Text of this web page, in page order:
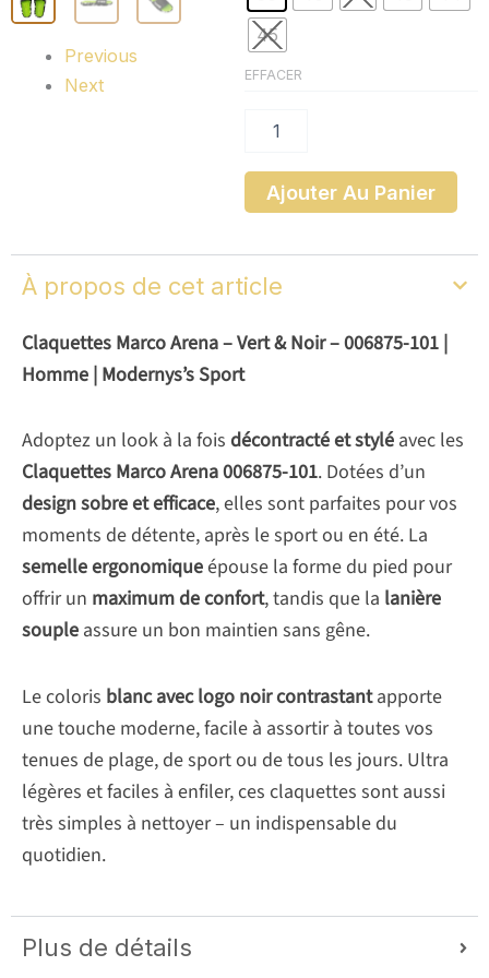
Previous
Next
45
EFFACER
Arena
Ajouter Au Panier
À propos de cet article
Claquettes Marco Arena – Vert & Noir – 006875-101 |
Homme | Modernys’s Sport
Adoptez un look à la fois décontracté et stylé avec les
Claquettes Marco Arena 006875-101. Dotées d’un
design sobre et efficace, elles sont parfaites pour vos
moments de détente, après le sport ou en été. La
semelle ergonomiqueépouse la forme du pied pour
offrir un maximum de confort, tandis que la lanière
souple assure un bon maintien sans gêne.
Le coloris blanc avec logo noir contrastantapporte
une touche moderne, facile à assortir à toutes vos
tenues de plage, de sport ou de tous les jours. Ultra
légères et faciles à enfiler, ces claquettes sont aussi
très simples à nettoyer – un indispensable du
quotidien.
Plus de détails